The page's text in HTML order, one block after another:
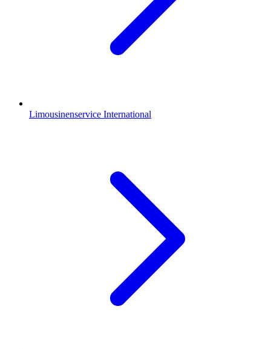
Limousinenservice International